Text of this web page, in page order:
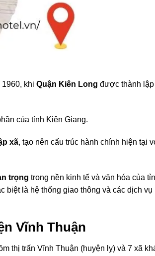
khi Quận Kiên Long được thành lập
của tỉnh Kiên Giang.
xã, tạo nên cấu trúc hành chính hiện tại
trọng trong nền kinh tế và văn hóa của
biệt là hệ thống giao thông và các dịch vụ
Vĩnh Thuận
thị trấn Vĩnh Thuận (huyện lỵ) và 7 xã